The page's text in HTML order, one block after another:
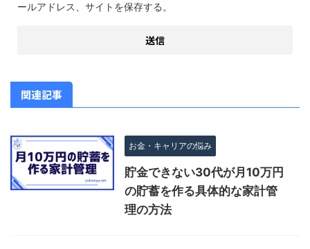
ールアドレス、サイトを保存する。
関連記事
お金・キャリアの悩み
貯金できない30代が月10万円
の貯蓄を作る具体的な家計管
理の方法